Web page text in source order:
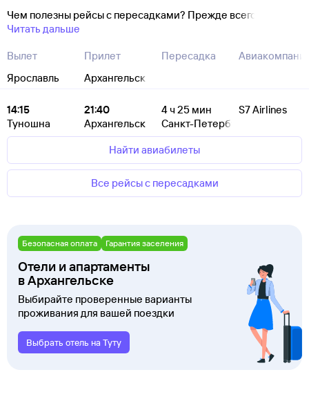
Чем полезны рейсы с пересадками? Прежде всего
Читать дальше
Вылет
Ярославль
Прилет
Архангельск
Пересадка
14:15
Туношна
21:40
Архангельск
4ч 25 мин
Санкт-Петербург
S7 Airlines
Найти авиабилеты
Все рейсы с пересадками
Безопасная оплата Гарантия заселения
Отели и апартаменты
в Архангельске
Выбирайте проверенные варианты
проживания для вашей поездки
Выбрать отель на Туту